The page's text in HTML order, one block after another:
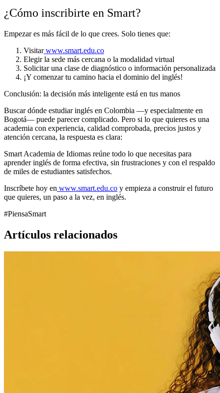
¿Cómo inscribirte en Smart?
Empezar es más fácil de lo que crees. Solo tienes que:
Visitar www.smart.edu.co
Elegir la sede más cercana o la modalidad virtual
Solicitar una clase de diagnóstico o información personalizada
¡Y comenzar tu camino hacia el dominio del inglés!
Conclusión: la decisión más inteligente está en tus manos
Buscar dónde estudiar inglés en Colombia —y especialmente en
Bogotá— puede parecer complicado. Pero si lo que quieres es una
academia con experiencia, calidad comprobada, precios justos y
atención cercana, la respuesta es clara:
Smart Academia de Idiomas reúne todo lo que necesitas para
aprender inglés de forma efectiva, sin frustraciones y con el respaldo
de miles de estudiantes satisfechos.
Inscríbete hoy en www.smart.edu.co y empieza a construir el futuro
que quieres, un paso a la vez, en inglés.
#PiensaSmart
Artículos relacionados